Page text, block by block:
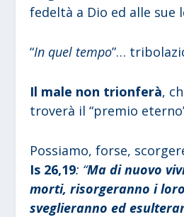
fedeltà a Dio ed alle sue
“In quel tempo”…
Il male non trionferà,
troverà il “premio
Possiamo, forse,
Is 26,19: “Ma di nuovo
morti, risorgeranno i
sveglieranno ed